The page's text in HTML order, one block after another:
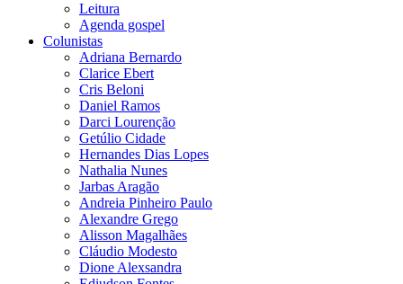
Leitura
Agenda gospel
Colunistas
Adriana Bernardo
Clarice Ebert
Cris Beloni
Daniel Ramos
Darci Lourenção
Getúlio Cidade
Hernandes Dias Lopes
Nathalia Nunes
Jarbas Aragão
Andreia Pinheiro Paulo
Alexandre Grego
Alisson Magalhães
Cláudio Modesto
Dione Alexsandra